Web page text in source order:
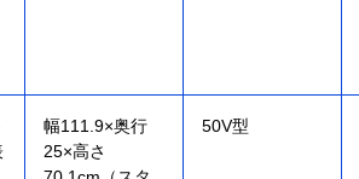
幅111.9×奥行
25×高さ
50V型